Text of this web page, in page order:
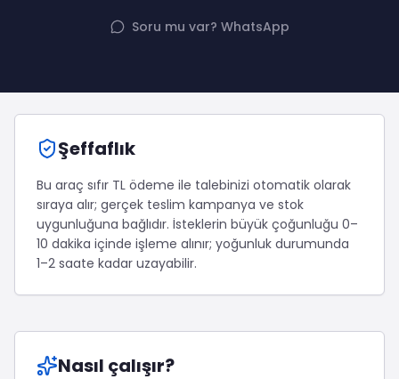
Twitter (X) Takipçi Satın Al
Tümünü Gör
YouTube
YouTube Beğeni Satın Al
YouTube Yorum Satın Al
Tümünü Gör
Facebook
Facebook Beğeni Satın Al
Facebook Yorum Satın Al
X (Twitter) Ücretsiz Beğeni
Facebook Araçları
LinkedIn Araçları
Telegram Araçları
SoundCloud Araçları
Snapchat Araçları
Tümünü Gör
Soru mu var? WhatsApp
Şeffaflık
Bu araç sıfır TL ödeme ile talebinizi otomatik olarak
sıraya alır; gerçek teslim kampanya ve stok
uygunluğuna bağlıdır. İsteklerin büyük çoğunluğu 0–
10 dakika içinde işleme alınır; yoğunluk durumunda
1–2 saate kadar uzayabilir.
Nasıl çalışır?